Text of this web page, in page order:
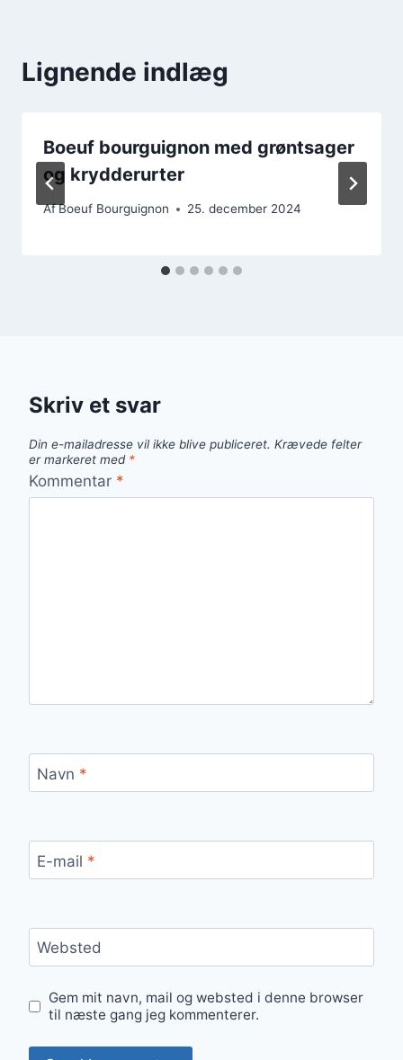
Lignende indlæg
Boeuf bourguignon med grøntsager
og krydderurter
AfBoeuf Bourguignon 25. december 2024
Skriv et svar
Din e-mailadresse vil ikke blive publiceret. Krævede felter
er markeret med *
Kommentar *
Navn *
E-mail *
Websted
Gem mit navn, mail og websted i denne browser
til næste gang jeg kommenterer.